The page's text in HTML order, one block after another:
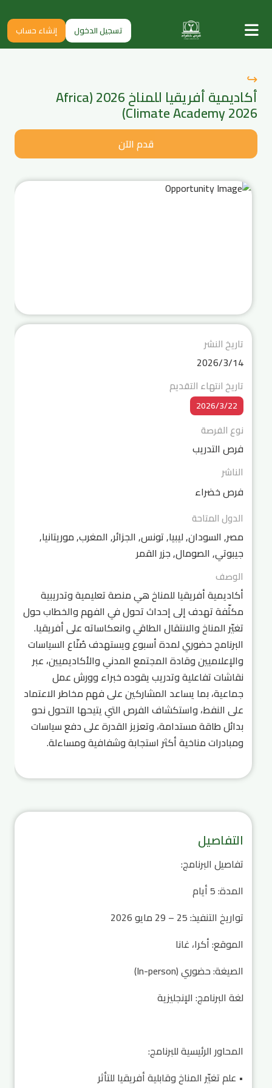
تسجيل الدخول إنشاء حساب
↪
أكاديمية أفريقيا للمناخ 2026 (Africa
Climate Academy 2026)
قدم الآن
تاريخ النشر
14‏‏/3‏‏/2026
تاريخ انتهاء التقديم
22‏‏/3‏‏/2026
نوع الفرصة
فرص التدريب
الناشر
فرص خضراء
الدول المتاحة
مصر, السودان, ليبيا, تونس, الجزائر, المغرب, موريتانيا,
جيبوتي, الصومال, جزر القمر
الوصف
أكاديمية أفريقيا للمناخ هي منصة تعليمية وتدريبية
مكثّفة تهدف إلى إحداث تحول في الفهم والخطاب حول
تغيّر المناخ والانتقال الطاقي وانعكاساته على أفريقيا.
البرنامج حضوري لمدة أسبوع ويستهدف صُنّاع السياسات
والإعلاميين وقادة المجتمع المدني والأكاديميين، عبر
نقاشات تفاعلية وتدريب يقوده خبراء وورش عمل
جماعية، بما يساعد المشاركين على فهم مخاطر الاعتماد
على النفط، واستكشاف الفرص التي يتيحها التحول نحو
بدائل طاقة مستدامة، وتعزيز القدرة على دفع سياسات
ومبادرات مناخية أكثر استجابة وشفافية ومساءلة.
التفاصيل
تفاصيل البرنامج:
المدة: 5 أيام
تواريخ التنفيذ: 25 – 29 مايو 2026
الموقع: أكرا، غانا
الصيغة: حضوري (In-person)
لغة البرنامج: الإنجليزية
المحاور الرئيسية للبرنامج:
• علم تغيّر المناخ وقابلية أفريقيا للتأثر